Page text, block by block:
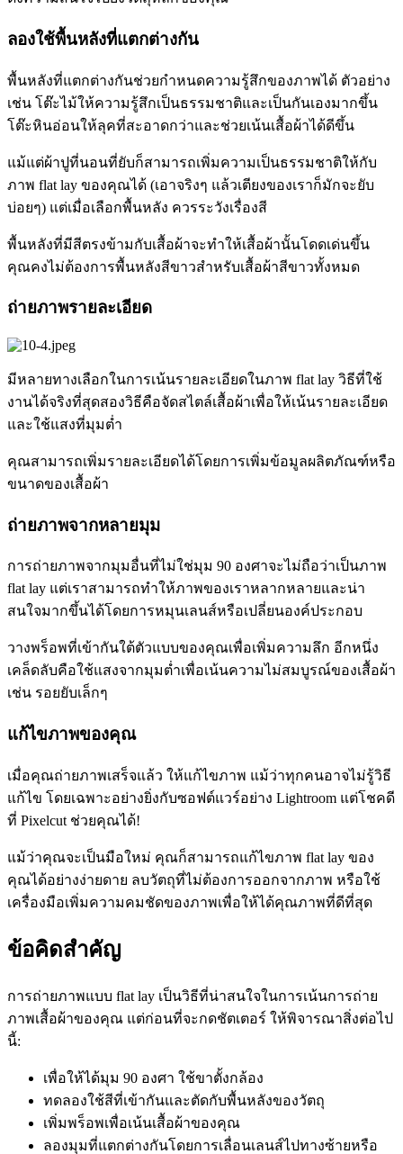
ลองใช้พื้นหลังที่แตกต่างกัน
พื้นหลังที่แตกต่างกันช่วยกำหนดความรู้สึกของภาพได้ ตัวอย่าง
เช่น โต๊ะไม้ให้ความรู้สึกเป็นธรรมชาติและเป็นกันเองมากขึ้น
โต๊ะหินอ่อนให้ลุคที่สะอาดกว่าและช่วยเน้นเสื้อผ้าได้ดีขึ้น
แม้แต่ผ้าปูที่นอนที่ยับก็สามารถเพิ่มความเป็นธรรมชาติให้กับ
ภาพ flat lay ของคุณได้ (เอาจริงๆ แล้วเตียงของเราก็มักจะยับ
บ่อยๆ) แต่เมื่อเลือกพื้นหลัง ควรระวังเรื่องสี
พื้นหลังที่มีสีตรงข้ามกับเสื้อผ้าจะทำให้เสื้อผ้านั้นโดดเด่นขึ้น
คุณคงไม่ต้องการพื้นหลังสีขาวสำหรับเสื้อผ้าสีขาวทั้งหมด
ถ่ายภาพรายละเอียด
มีหลายทางเลือกในการเน้นรายละเอียดในภาพ flat lay วิธีที่ใช้
งานได้จริงที่สุดสองวิธีคือจัดสไตล์เสื้อผ้าเพื่อให้เน้นรายละเอียด
และใช้แสงที่มุมต่ำ
คุณสามารถเพิ่มรายละเอียดได้โดยการเพิ่มข้อมูลผลิตภัณฑ์หรือ
ขนาดของเสื้อผ้า
ถ่ายภาพจากหลายมุม
การถ่ายภาพจากมุมอื่นที่ไม่ใช่มุม 90 องศาจะไม่ถือว่าเป็นภาพ
flat lay แต่เราสามารถทำให้ภาพของเราหลากหลายและน่า
สนใจมากขึ้นได้โดยการหมุนเลนส์หรือเปลี่ยนองค์ประกอบ
วางพร็อพที่เข้ากันใต้ตัวแบบของคุณเพื่อเพิ่มความลึก อีกหนึ่ง
เคล็ดลับคือใช้แสงจากมุมต่ำเพื่อเน้นความไม่สมบูรณ์ของเสื้อผ้า
เช่น รอยยับเล็กๆ
แก้ไขภาพของคุณ
เมื่อคุณถ่ายภาพเสร็จแล้ว ให้แก้ไขภาพ แม้ว่าทุกคนอาจไม่รู้วิธี
แก้ไข โดยเฉพาะอย่างยิ่งกับซอฟต์แวร์อย่าง Lightroom แต่โชคดี
ที่ Pixelcut ช่วยคุณได้!
แม้ว่าคุณจะเป็นมือใหม่ คุณก็สามารถแก้ไขภาพ flat lay ของ
คุณได้อย่างง่ายดาย ลบวัตถุที่ไม่ต้องการออกจากภาพ หรือใช้
เครื่องมือเพิ่มความคมชัดของภาพเพื่อให้ได้คุณภาพที่ดีที่สุด
ข้อคิดสำคัญ
การถ่ายภาพแบบ flat lay เป็นวิธีที่น่าสนใจในการเน้นการถ่าย
ภาพเสื้อผ้าของคุณ แต่ก่อนที่จะกดชัตเตอร์ ให้พิจารณาสิ่งต่อไป
นี้:
เพื่อให้ได้มุม 90 องศา ใช้ขาตั้งกล้อง
ทดลองใช้สีที่เข้ากันและตัดกับพื้นหลังของวัตถุ
เพิ่มพร็อพเพื่อเน้นเสื้อผ้าของคุณ
ลองมุมที่แตกต่างกันโดยการเลื่อนเลนส์ไปทางซ้ายหรือ